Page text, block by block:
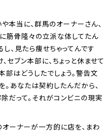
や本当に、群馬のオーナーさん、
筋骨隆々の立派な体してたん
、見たら痩せちゃってんです
セブン本部に、ちょっと休ませて
部はどうしたでしょう。警告文
。あなたは契約したんだから、
だって。それがコンビニの現実
ーナーが一方的に店を、まわ